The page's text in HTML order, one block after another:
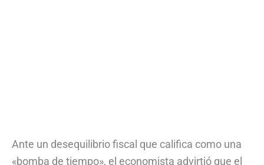
Ante un desequilibrio fiscal que califica como una
«bomba de tiempo», el economista advirtió que el